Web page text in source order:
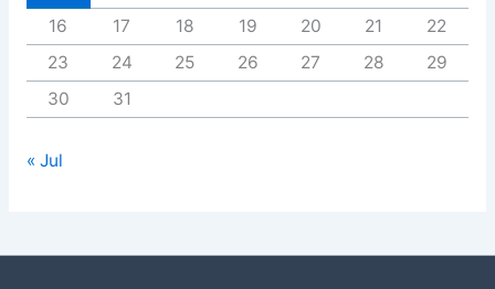
16
17 18 19 20 21
22
23
24 25 26 27 28
29
30
31
« Jul